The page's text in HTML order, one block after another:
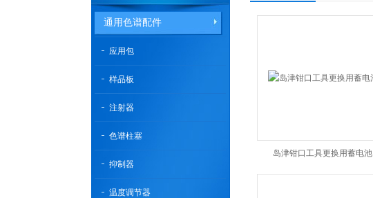
通用色谱配件
应用包
样品板
注射器
色谱柱塞
抑制器
温度调节器
岛津钳口工具更换用蓄电池